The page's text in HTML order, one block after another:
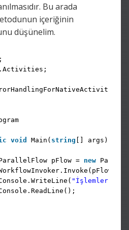
Bu arada
içeriğinin
düşünelim.
void Main( string [] args)
pFlow = new
"İşlemler